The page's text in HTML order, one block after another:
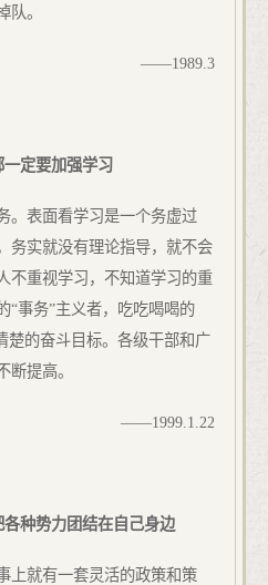
。
——1989.3
一定要加强学习
。表面看学习是一个务虚过
务实就没有理论指导，就不会
不重视学习，不知道学习的重
“事务”主义者，吃吃喝喝的
楚的奋斗目标。各级干部和广
断提高。
——1999 .1. 22
种势力团结在自己身边
上就有一套灵活的政策和策